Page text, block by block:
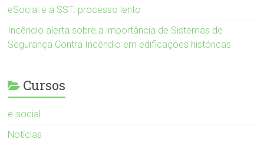
eSocial e a SST: processo lento
Incêndio alerta sobre a importância de Sistemas de
Segurança Contra Incêndio em edificações históricas
Cursos
e-social
Notícias